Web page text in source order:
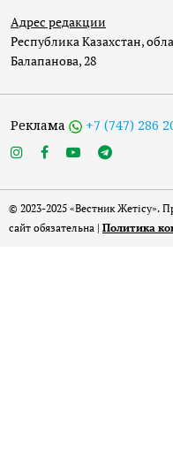
Адрес редакции
Республика Казахстан,
Балапанова, 28
Реклама +7 (747) 286
© 2023-2025 «Вестник Жетісу».
сайт обязательна | Политика